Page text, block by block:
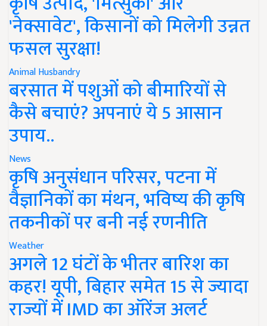
'नेक्सावेट', किसानों को मिलेगी उन्नत
फसल सुरक्षा!
Animal Husbandry
बरसात में पशुओं को बीमारियों से
कैसे बचाएं? अपनाएं ये 5 आसान
उपाय..
News
कृषि अनुसंधान परिसर, पटना में
वैज्ञानिकों का मंथन, भविष्य की कृषि
तकनीकों पर बनी नई रणनीति
Weather
अगले 12 घंटों के भीतर बारिश का
कहर! यूपी, बिहार समेत 15 से ज्यादा
राज्यों में IMD का ऑरेंज अलर्ट